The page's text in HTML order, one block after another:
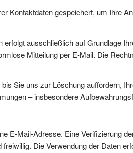
Kontaktdaten gespeichert, um Ihre
ausschließlich auf Grundlage
Mitteilung per E-Mail. Die
Sie uns zur Löschung auffordern,
– insbesondere
E-Mail-Adresse. Eine Verifizierung
Die Verwendung der Daten